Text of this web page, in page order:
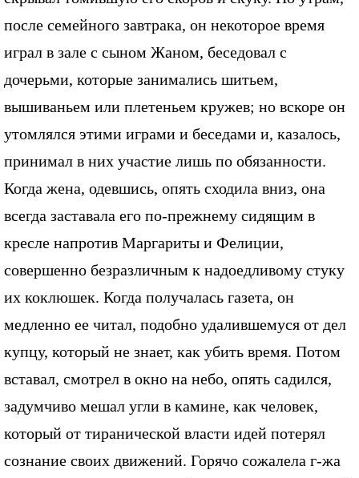
после семейного завтрака, он некоторое время
играл в зале с сыном Жаном, беседовал с
дочерьми, которые занимались шитьем,
вышиваньем или плетеньем кружев; но вскоре он
утомлялся этими играми и беседами и, казалось,
принимал в них участие лишь по обязанности.
Когда жена, одевшись, опять сходила вниз, она
всегда заставала его по-прежнему сидящим в
кресле напротив Маргариты и Фелиции,
совершенно безразличным к надоедливому стуку
их коклюшек. Когда получалась газета, он
медленно ее читал, подобно удалившемуся от дел
купцу, который не знает, как убить время. Потом
вставал, смотрел в окно на небо, опять садился,
задумчиво мешал угли в камине, как человек,
который от тиранической власти идей потерял
сознание своих движений. Горячо сожалела г-жа